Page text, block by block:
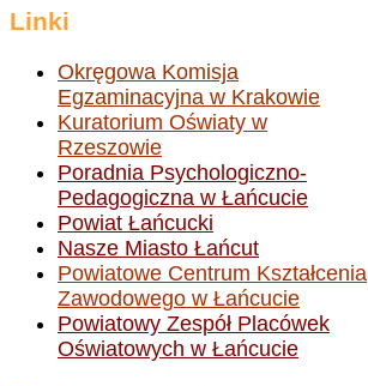
Linki
Okręgowa Komisja
Egzaminacyjna w Krakowie
Kuratorium Oświaty w
Rzeszowie
Poradnia Psychologiczno-
Pedagogiczna w Łańcucie
Powiat Łańcucki
Nasze Miasto Łańcut
Powiatowe Centrum Kształcenia
Zawodowego w Łańcucie
Powiatowy Zespół Placówek
Oświatowych w Łańcucie